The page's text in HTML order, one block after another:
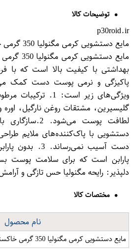
توضیحات کالا
p30roid.ir
مایع دستشویی کرمی مگنولیا 350 گرمی خاکستر
مایع
بهداشتی با کیفیت بالا است که با
پاکیزگی و نرمی پوست دست کمک
ویژگی‌های زیر است: 1.
گلیسیرین، مشتقات روغن نارگیل،
دستشویی با پاک‌کننده‌های ملایم
دست آسیب
دلپذیر: رایحه مگنولیا حس تازگی و
مختصات کالا
نام محصول
مایع دستشویی کرمی مگنولیا 350 گرمی خاکستر